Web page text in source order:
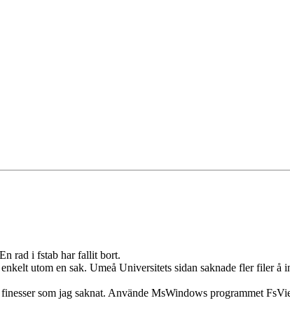
rad i fstab har fallit bort.
utom en sak. Umeå Universitets sidan saknade fler filer å
som jag saknat. Använde MsWindows programmet